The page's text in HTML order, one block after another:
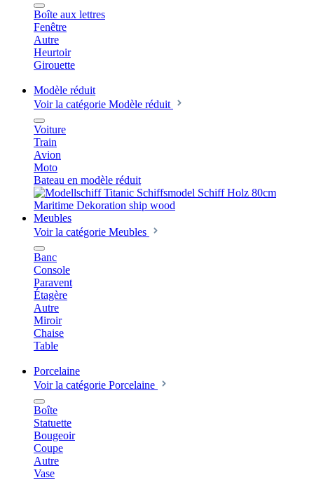
Boîte aux lettres
Fenêtre
Autre
Heurtoir
Girouette
Modèle réduit
Voir la catégorie Modèle réduit
Voiture
Train
Avion
Moto
Bateau en modèle réduit
Meubles
Voir la catégorie Meubles
Banc
Console
Paravent
Étagère
Autre
Miroir
Chaise
Table
Porcelaine
Voir la catégorie Porcelaine
Boîte
Statuette
Bougeoir
Coupe
Autre
Vase